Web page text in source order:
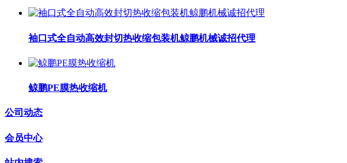
袖口式全自动高效封切热收缩包装机鲸鹏机械诚招代理
鲸鹏PE膜热收缩机
公司动态
会员中心